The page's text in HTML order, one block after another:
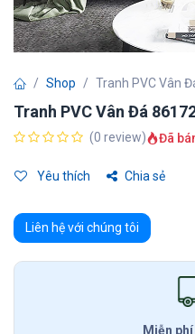
Shop Tranh PVC Vân
Tranh PVC Vân Đá
(0 review) Đã
Yêu thích Chia sẻ
Liên hệ với chúng tôi
Miễn